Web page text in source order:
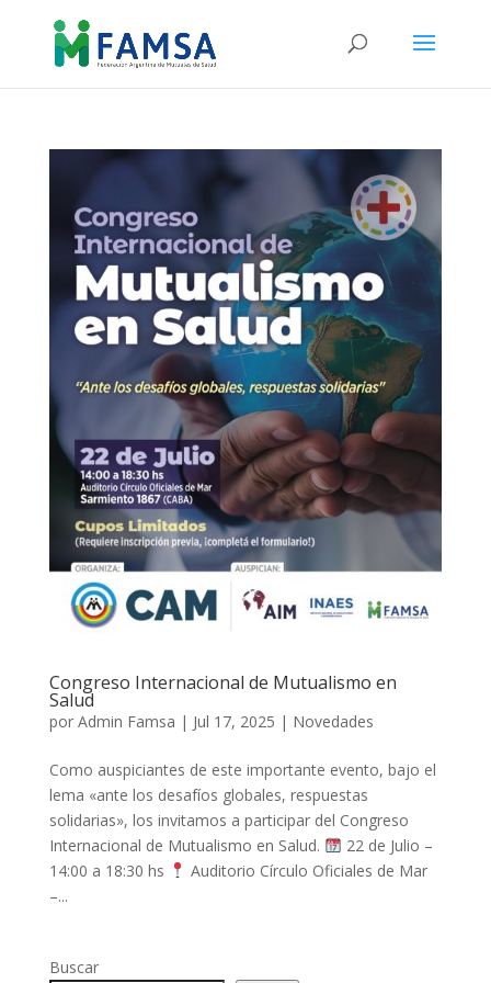
Congreso Internacional de Mutualismo en
Salud
por Admin Famsa | Jul 17, 2025 | Novedades
Como auspiciantes de este importante evento, bajo el
lema «ante los desafíos globales, respuestas
solidarias», los invitamos a participar del Congreso
Internacional de Mutualismo en Salud.
22 de Julio –
14:00 a 18:30 hs
Auditorio Círculo Oficiales de Mar
–...
Buscar